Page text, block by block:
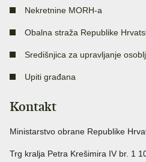
Nekretnine MORH-a
Obalna straža Republike
Središnjica za upravljanje
Upiti građana
Kontakt
Ministarstvo obrane Republike
Trg kralja Petra Krešimira IV br. 1